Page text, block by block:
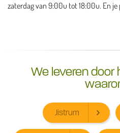
zaterdag van 9:00u tot 18:00u. En
We leveren door
Jistrum